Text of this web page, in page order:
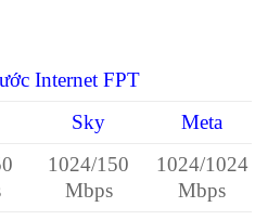
Internet FPT
Sky
Meta
1024/150
Mbps
1024/1024
Mbps